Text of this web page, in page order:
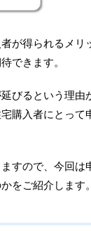
が得られるメリ
できます。
びるという理由
購入者にとって
すので、今回は
をご紹介します。